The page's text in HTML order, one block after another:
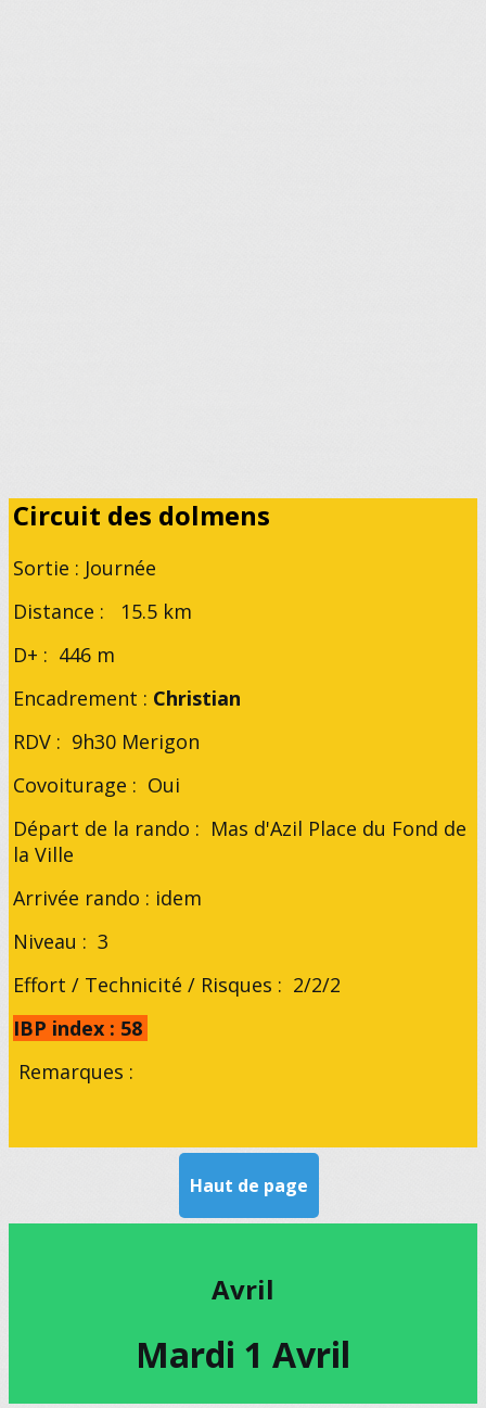
Circuit des dolmens
Sortie : Journée
Distance : 15.5 km
D+ : 446 m
Encadrement : Christian
RDV : 9h30 Merigon
Covoiturage : Oui
Départ de la rando : Mas d'Azil Place du Fond de
la Ville
Arrivée rando : idem
Niveau : 3
Effort / Technicité / Risques : 2/2/2
IBP index : 58
Remarques :
Haut de page
Avril
Mardi 1 Avril